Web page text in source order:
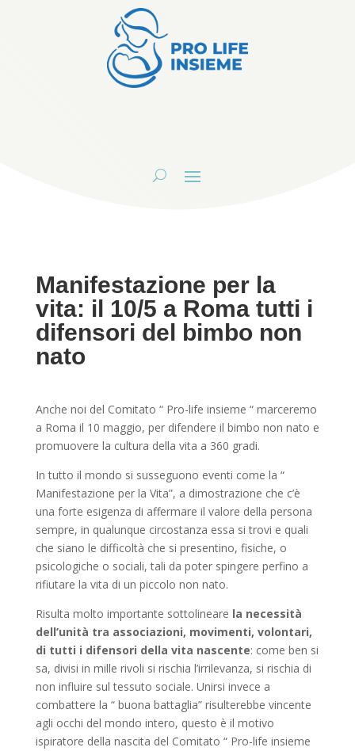
Manifestazione per la
vita: il 10/5 a Roma tutti i
difensori del bimbo non
nato
Anche noi del Comitato “ Pro-life insieme “ marceremo
a Roma il 10 maggio, per difendere il bimbo non nato e
promuovere la cultura della vita a 360 gradi.
In tutto il mondo si susseguono eventi come la “
Manifestazione per la Vita”, a dimostrazione che c’è
una forte esigenza di affermare il valore della persona
sempre, in qualunque circostanza essa si trovi e quali
che siano le difficoltà che si presentino, fisiche, o
psicologiche o sociali, tali da poter spingere perfino a
rifiutare la vita di un piccolo non nato.
Risulta molto importante sottolineare la necessità
dell’unità tra associazioni, movimenti, volontari,
di tutti i difensori della vita nascente: come ben si
sa, divisi in mille rivoli si rischia l’irrilevanza, si rischia di
non influire sul tessuto sociale. Unirsi invece a
combattere la “ buona battaglia” risulterebbe vincente
agli occhi del mondo intero, questo è il motivo
ispiratore della nascita del Comitato “ Pro-life insieme